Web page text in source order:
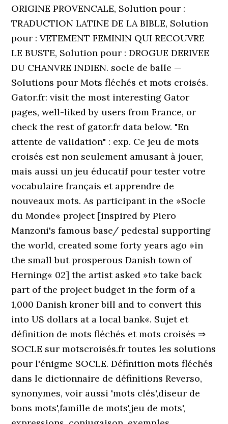
ORIGINE PROVENCALE, Solution pour :
TRADUCTION LATINE DE LA BIBLE, Solution
pour : VETEMENT FEMININ QUI RECOUVRE
LE BUSTE, Solution pour : DROGUE DERIVEE
DU CHANVRE INDIEN. socle de balle —
Solutions pour Mots fléchés et mots croisés.
Gator.fr: visit the most interesting Gator
pages, well-liked by users from France, or
check the rest of gator.fr data below. "En
attente de validation" : exp. Ce jeu de mots
croisés est non seulement amusant à jouer,
mais aussi un jeu éducatif pour tester votre
vocabulaire français et apprendre de
nouveaux mots. As participant in the »Socle
du Monde« project [inspired by Piero
Manzoni's famous base/ pedestal supporting
the world, created some forty years ago »in
the small but prosperous Danish town of
Herning« 02] the artist asked »to take back
part of the project budget in the form of a
1,000 Danish kroner bill and to convert this
into US dollars at a local bank«. Sujet et
définition de mots fléchés et mots croisés ⇒
SOCLE sur motscroisés.fr toutes les solutions
pour l'énigme SOCLE. Définition mots fléchés
dans le dictionnaire de définitions Reverso,
synonymes, voir aussi 'mots clés',diseur de
bons mots',famille de mots',jeu de mots',